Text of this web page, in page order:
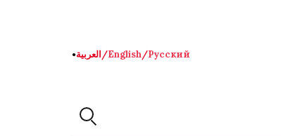
Русский
/
English
/العربية●